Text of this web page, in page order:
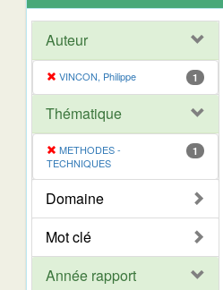
Auteur
VINCON, Philippe 1
Thématique
METHODES -
TECHNIQUES
1
Domaine
Mot clé
Année rapport